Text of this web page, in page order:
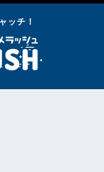
ッチ！